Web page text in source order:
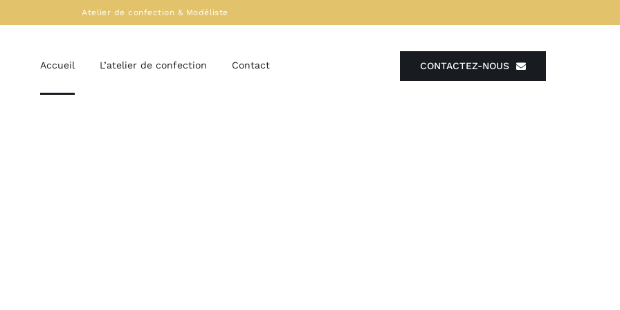
Atelier de confection & Modéliste
Accueil L’atelier de confection Contact CONTACTEZ-NOUS